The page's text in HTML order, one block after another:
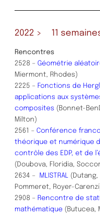
2022 > 11
Rencontres
2528 – Géométrie
Miermont, Rhodes)
2225 – Fonctions de
applications aux
composites (Bonnet-
Milton)
2561 – Conférence
théorique et numérique
contrôle des EDP, et de
(Doubova, Floridia,
2634 –
MLISTRAL
(Dutang,
Pommeret, Royer-
2908 – Rencontre de
mathématique (Butucea,